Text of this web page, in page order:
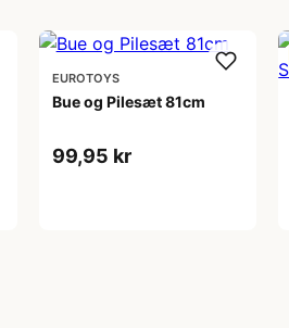
EUROTOYS
Bue og Pilesæt 81cm
99,95 kr